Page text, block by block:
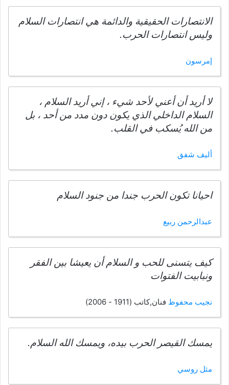
الانتصارات الحقيقية والدائمة هي انتصارات السلام
وليس انتصارات الحرب.
إمرسون
لا أريد أن أعني لأحد شيء ، إني أريد السلام ،
السلام الداخلي الذي يكون دون مدد من أحد ، بل
من الله يُسكب في القلب.
أليف شفق
احيانا تكون الحرب جندا من جنود السلام
عبدالرحمن ربيع
كيف يتسنى للحب و السلام أن يعيشا بين الفقر
ونبابيت الفتوات
نجيب محفوظ فنان,كاتب (1911 - 2006)
يمسك القيصر الحرب بيده، ويمسك الله السلام.
مثل روسي